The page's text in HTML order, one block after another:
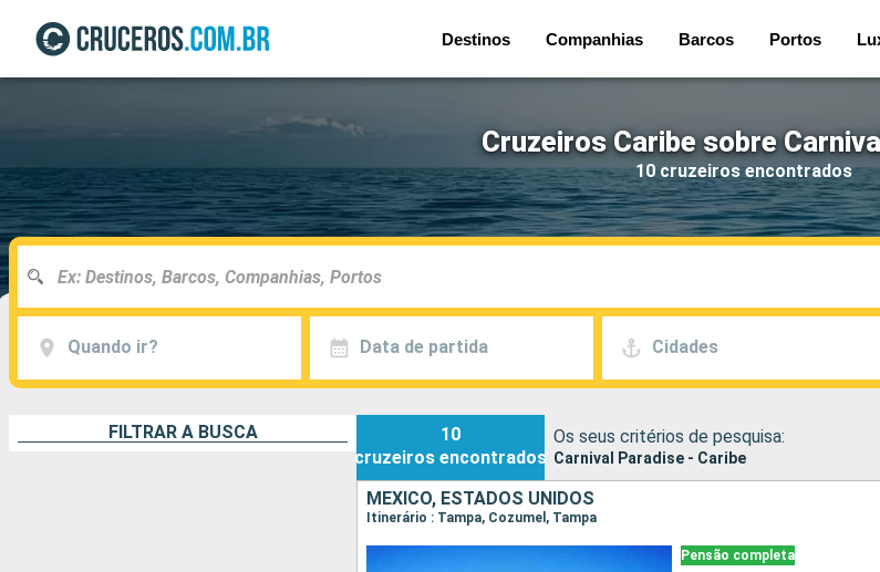
Destinos Companhias Barcos Portos
Cruzeiros Caribe sobre
10 cruzeiros encontrados
Quando ir? Data de partida Cidades
FILTRAR A BUSCA
10
cruzeiros encontrados
Os seus critérios de pesquisa:
Carnival Paradise - Caribe
MÉXICO, ESTADOS UNIDOS
Itinerário : Tampa, Cozumel, Tampa
Pensão completa